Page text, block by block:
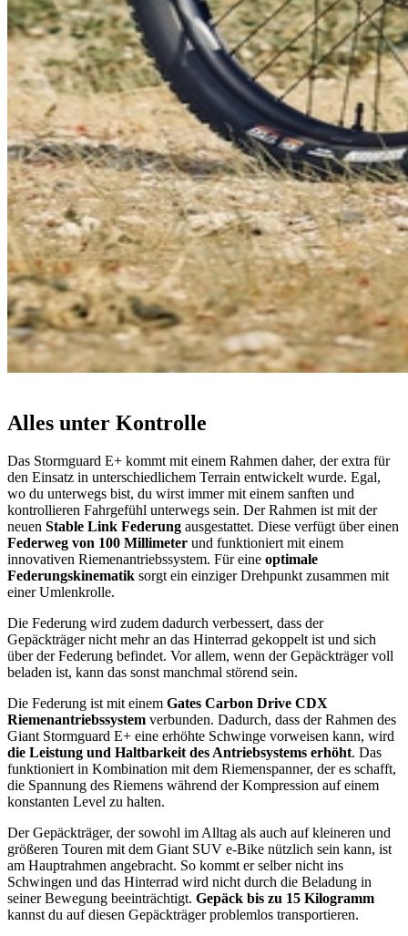
Alles unter Kontrolle
Das Stormguard E+ kommt mit einem Rahmen daher, der extra für
den Einsatz in unterschiedlichem Terrain entwickelt wurde. Egal,
wo du unterwegs bist, du wirst immer mit einem sanften und
kontrollieren Fahrgefühl unterwegs sein. Der Rahmen ist mit der
neuen Stable Link Federung ausgestattet. Diese verfügt über einen
Federweg von 100 Millimeter und funktioniert mit einem
innovativen Riemenantriebssystem. Für eine optimale
Federungskinematik sorgt ein einziger Drehpunkt zusammen mit
einer Umlenkrolle.
Die Federung wird zudem dadurch verbessert, dass der
Gepäckträger nicht mehr an das Hinterrad gekoppelt ist und sich
über der Federung befindet. Vor allem, wenn der Gepäckträger voll
beladen ist, kann das sonst manchmal störend sein.
Die Federung ist mit einem Gates Carbon Drive CDX
Riemenantriebssystem verbunden. Dadurch, dass der Rahmen des
Giant Stormguard E+ eine erhöhte Schwinge vorweisen kann, wird
die Leistung und Haltbarkeit des Antriebsystems erhöht. Das
funktioniert in Kombination mit dem Riemenspanner, der es schafft,
die Spannung des Riemens während der Kompression auf einem
konstanten Level zu halten.
Der Gepäckträger, der sowohl im Alltag als auch auf kleineren und
größeren Touren mit dem Giant SUV e-Bike nützlich sein kann, ist
am Hauptrahmen angebracht. So kommt er selber nicht ins
Schwingen und das Hinterrad wird nicht durch die Beladung in
seiner Bewegung beeinträchtigt. Gepäck bis zu 15 Kilogramm
kannst du auf diesen Gepäckträger problemlos transportieren.